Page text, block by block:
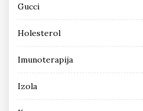
Gucci
Holesterol
Imunoterapija
Izola